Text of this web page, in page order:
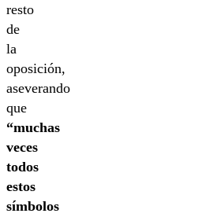
resto
de
la
oposición,
aseverando
que
“muchas
veces
todos
estos
símbolos